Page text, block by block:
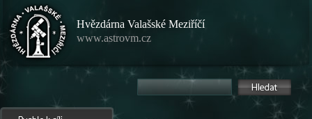
Hvězdárna Valašské Meziříčí
www.astrovm.cz